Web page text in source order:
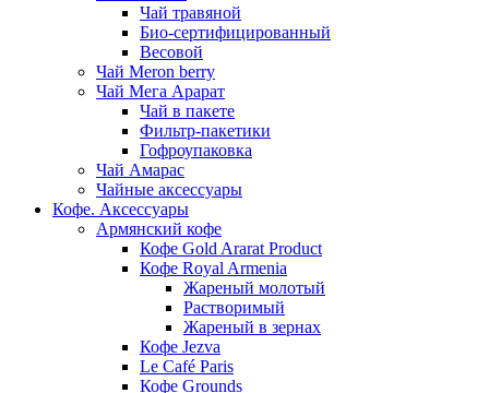
Чай травяной
Био-сертифицированный
Весовой
Чай Meron berry
Чай Мега Арарат
Чай в пакете
Фильтр-пакетики
Гофроупаковка
Чай Амарас
Чайные аксессуары
Кофе. Аксессуары
Армянский кофе
Кофе Gold Ararat Product
Кофе Royal Armenia
Жареный молотый
Растворимый
Жареный в зернах
Кофе Jezva
Le Café Paris
Кофе Grounds